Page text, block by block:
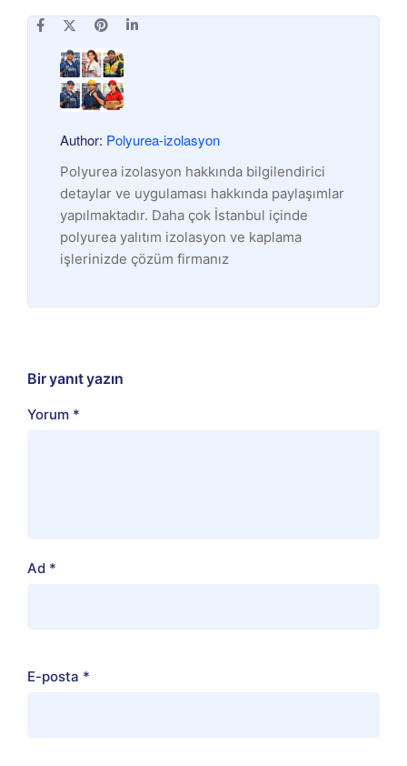
Author: Polyurea-izolasyon
Polyurea izolasyon hakkında bilgilendirici
detaylar ve uygulaması hakkında paylaşımlar
yapılmaktadır. Daha çok İstanbul içinde
polyurea yalıtım izolasyon ve kaplama
işlerinizde çözüm firmanız
Bir yanıt yazın
Yorum *
Ad *
E-posta *